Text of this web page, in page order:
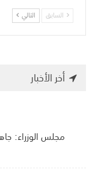
السابق التالي
أخر الأخبار
مجلس الوزراء: